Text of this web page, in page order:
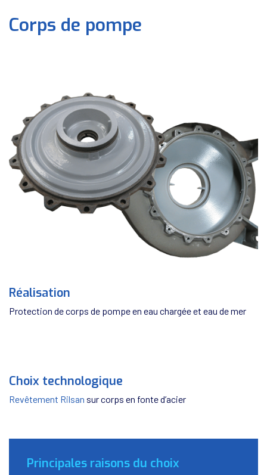
Corps de pompe
Réalisation
Protection de corps de pompe en eau chargée et eau de mer
Choix technologique
Revêtement Rilsan sur corps en fonte d’acier
Principales raisons du choix